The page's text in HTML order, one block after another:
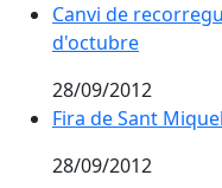
Canvi de
d'octubre
28/09/2012
Fira de Sant Miquel
28/09/2012